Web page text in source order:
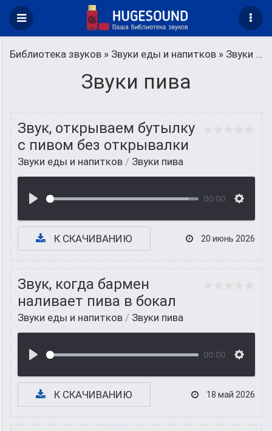
Библиотека звуков » Звуки еды и напитков » Звуки пива
Звуки пива
Звук, открываем бутылку
с пивом без открывалки
Звуки еды и напитков / Звуки пива
00:00
К СКАЧИВАНИЮ 20 июнь 2026
Звук, когда бармен
наливает пива в бокал
Звуки еды и напитков / Звуки пива
00:00
К СКАЧИВАНИЮ 18 май 2026